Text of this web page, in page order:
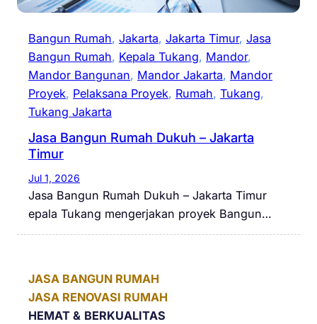
Bangun Rumah, Jakarta, Jakarta Timur, Jasa
Bangun Rumah, Kepala Tukang, Mandor
Mandor Bangunan, Mandor Jakarta, Mandor
Proyek, Pelaksana Proyek, Rumah, Tukang
Tukang Jakarta
Jasa Bangun Rumah Dukuh – Jakarta
Timur
Jul 1, 2026
Jasa Bangun Rumah Dukuh – Jakarta Timur
epala Tukang mengerjakan proyek Bangun…
JASA BANGUN RUMAH
JASA RENOVASI RUMAH
HEMAT & BERKUALITAS